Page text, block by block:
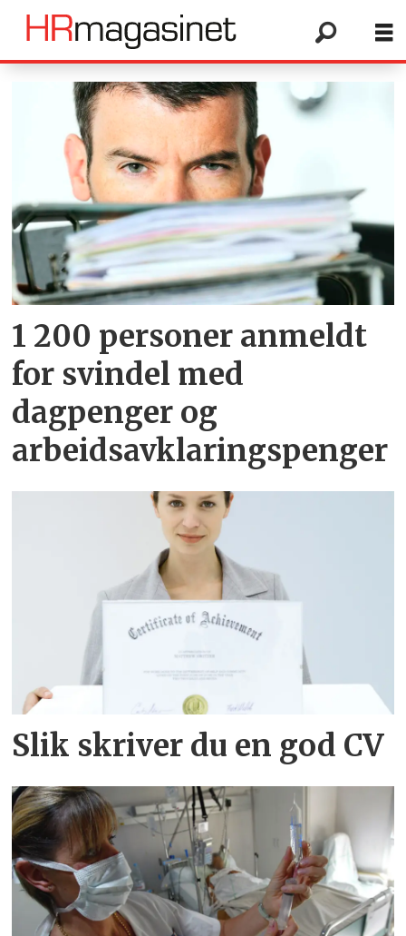
2015
1 200 personer anmeldt
for svindel med
dagpenger og
arbeidsavklaringspenger
Slik skriver du en god CV